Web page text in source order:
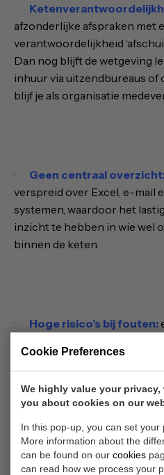
Cookie Preferences
We highly value your
you about cookies on our
In this pop-up, you can set your
More information about the
can be found on our cookies
can read how we process your
·
afzonderlijke afspraken met
verantwoordelijkheid
Dan nog blijft de wetgeving
inhuur via uitzendbureaus of
blijf je als organisatie
· Geen centraal
verspreid over Excel, e-mail
systemen, waardoor het
inzicht te hebben in wie wel
binnen de keten.
· Hoge risico’s bij fouten:
interpretatie van werkrecht
boetes, verstoorde
reputatieschade.
Hoe YIM ondersteunt bij
vreemdelingen
Zonder
verlies je de volledige